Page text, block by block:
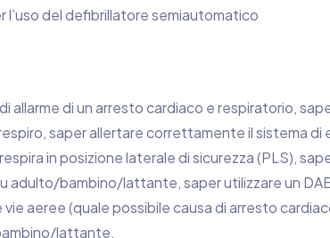
del defibrillatore semiautomatico
allarme di un arresto cardiaco e respiratorio,
saper allertare correttamente il sistema di
in posizione laterale di sicurezza (PLS),
adulto/bambino/lattante, saper utilizzare un
aeree (quale possibile causa di arresto
lattante.